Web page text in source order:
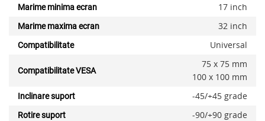
Marime minima ecran 17 inch
Marime maxima ecran 32 inch
Compatibilitate Universal
Compatibilitate VESA
75 x 75 mm
100 x 100 mm
Inclinare suport -45/+45 grade
Rotire suport -90/+90 grade
x